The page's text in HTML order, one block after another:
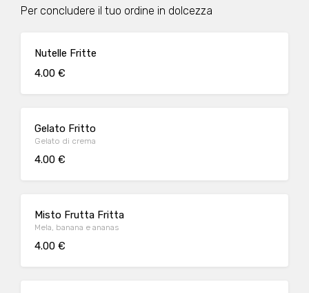
Per concludere il tuo ordine in dolcezza
Nutelle Fritte
4.00 €
Gelato Fritto
Gelato di crema
4.00 €
Misto Frutta Fritta
Mela, banana e ananas
4.00 €